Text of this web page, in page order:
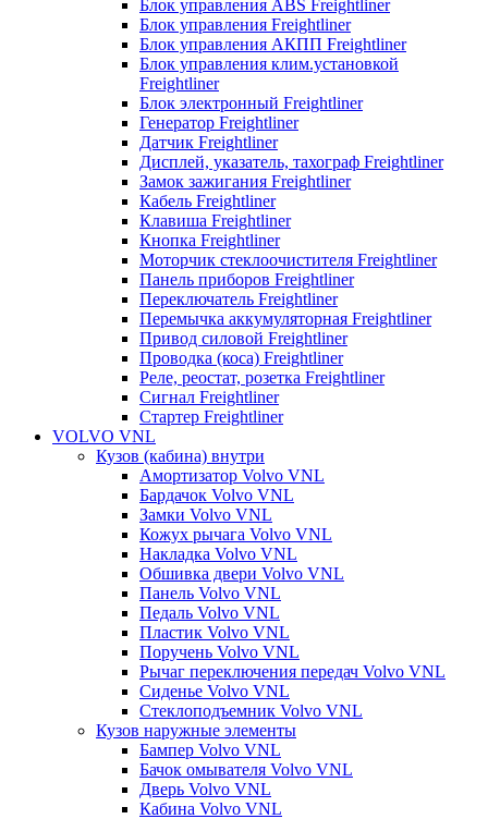
Блок управления ABS Freightliner
Блок управления Freightliner
Блок управления АКПП Freightliner
Блок управления клим.установкой
Freightliner
Блок электронный Freightliner
Генератор Freightliner
Датчик Freightliner
Дисплей, указатель, тахограф Freightliner
Замок зажигания Freightliner
Кабель Freightliner
Клавиша Freightliner
Кнопка Freightliner
Моторчик стеклоочистителя Freightliner
Панель приборов Freightliner
Переключатель Freightliner
Перемычка аккумуляторная Freightliner
Привод силовой Freightliner
Проводка (коса) Freightliner
Реле, реостат, розетка Freightliner
Сигнал Freightliner
Стартер Freightliner
VOLVO VNL
Кузов (кабина) внутри
Амортизатор Volvo VNL
Бардачок Volvo VNL
Замки Volvo VNL
Кожух рычага Volvo VNL
Накладка Volvo VNL
Обшивка двери Volvo VNL
Панель Volvo VNL
Педаль Volvo VNL
Пластик Volvo VNL
Поручень Volvo VNL
Рычаг переключения передач Volvo VNL
Сиденье Volvo VNL
Стеклоподъемник Volvo VNL
Кузов наружные элементы
Бампер Volvo VNL
Бачок омывателя Volvo VNL
Дверь Volvo VNL
Кабина Volvo VNL